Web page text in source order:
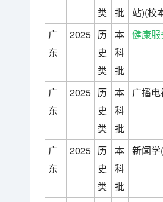
类
批
站)(校
广
东
2025 历
史
类
本
科
批
健康
广
东
2025 历
史
类
本
科
批
广播
广
东
2025 历
史
类
本
科
批
新闻